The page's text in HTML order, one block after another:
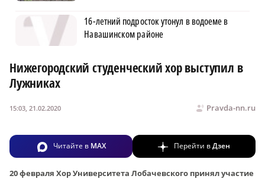
16-летний подросток утонул в водоеме в
Навашинском районе
Нижегородский студенческий хор выступил в
Лужниках
Pravda-nn.ru
15:03, 21.02.2020
Читайте в MAX Перейти вДзен
20 февраля Хор Университета Лобачевского принял участие